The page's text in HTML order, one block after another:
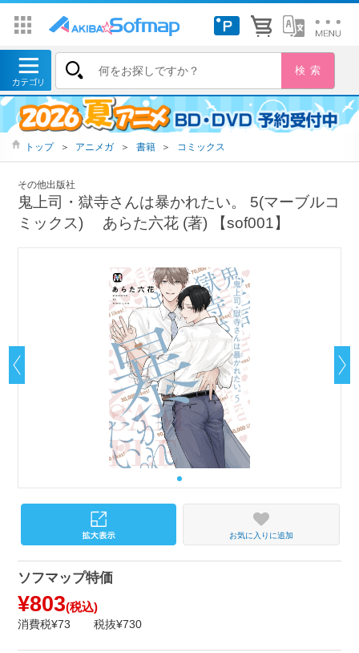
トップ ＞ アニメガ ＞ 書籍 ＞ コミックス
その他出版社
鬼上司・獄寺さんは暴かれたい。 5(マーブルコ
ミックス) あらた六花 (著) 【sof001】
お気に入りに追加
ソフマップ特価
¥803(税込)
消費税¥73 税抜¥730